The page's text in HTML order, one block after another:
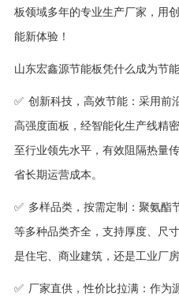
板领域多年的专业生产厂家，用
能新体验！
山东宏鑫源节能板凭什么成为节
✅ 创新科技，高效节能：采用前
高强度面板，经智能化生产线精
至行业领先水平，有效阻隔热量
省长期运营成本。
✅ 多样品类，按需定制：聚氨酯
等多种品类齐全，支持厚度、尺
是住宅、商业建筑，还是工业厂
✅ 厂家直供，性价比拉满：作为